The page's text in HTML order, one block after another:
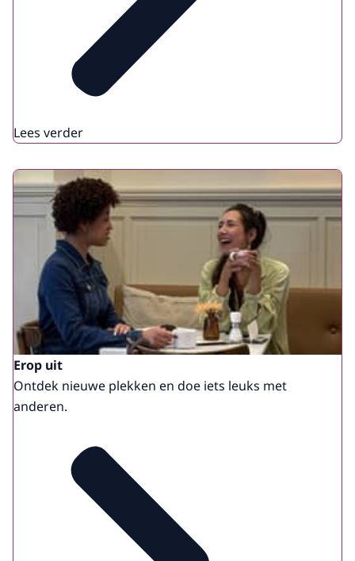
Lees verder
Erop uit
Ontdek nieuwe plekken en doe iets leuks met
anderen.